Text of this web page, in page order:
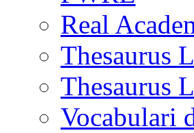
Real
Thesaurus
Thesaurus
Vocabulari